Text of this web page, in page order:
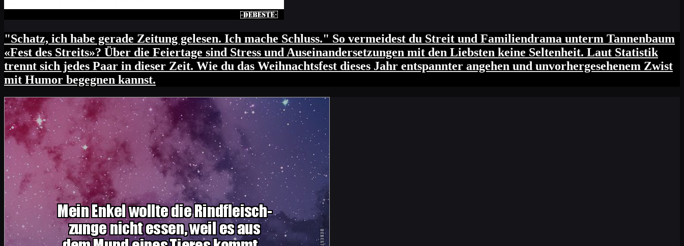
"Schatz, ich habe gerade Zeitung gelesen. Ich mache Schluss." So vermeidest du Streit und Familiendrama unterm Tannenbaum
«Fest des Streits»? Über die Feiertage sind Stress und Auseinandersetzungen mit den Liebsten keine Seltenheit. Laut Statistik
trennt sich jedes Paar in dieser Zeit. Wie du das Weihnachtsfest dieses Jahr entspannter angehen und unvorhergesehenem Zwist
mit Humor begegnen kannst.